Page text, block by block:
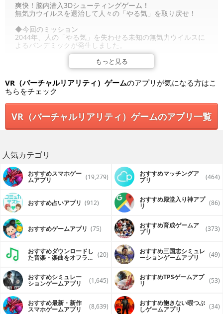
もっと見る
爽快！脳内潜入3Dシューティングゲーム！
無気力ウイルスを退治して人々の「やる気」を取り戻せ！
◆今回のミッション
2044年、人の「やる気」を失わせる未知の無気力ウイルスに
よるパンデミックが発生しました。
国際疾病センターにより、病原体を排除するために脳内に侵
入してウイルスを攻撃する抗体ナノマシンが開発されまし
た。
今回のミッションは、この「Motivator」を操縦して脳内に潜
入し無気力ウイルスを排除することです。
・「Motivator」は左右にスワイプして操縦できます。
ウイルスへの攻撃はオートで行われますので、操縦に集中
してください。
◆無気力ウイルスへの攻撃方法
・無気力ウイルスはあなたの行く手を阻むため感染シェル
（障害物）を出現させてきます。
この感染シェルを破壊するとウイルスにダメージを与える
ことができます。
・感染シェル（障害物）の中にはウイルスの弱点があり、弱
点を攻撃するとダメージを2倍与えられます。
◆「Motivator」の強化方法
・脳内には、ナノマシンの強化の原料となる炭素の結晶「カ
ーボンクリスタル」が出現します。
・脳内の奥に行く程、ウイルスや感染シェル（障害物）は強
くなります。
・「カーボンクリスタル」を集めて「Motivator」を強化して
ください。
VR（バーチャルリアリティ）ゲームのアプリが気になる方はこ
ちらをチェック
VR（バーチャルリアリティ）ゲームのアプリ一覧
人気カテゴリ
おすすめスマホゲー
ムアプリ (19,279) おすすめマッチングア
プリ (464)
おすすめ占いアプリ (912) おすすめ殿堂入り神アプ
リ (86)
おすすめゲームアプリ (75) おすすめ育成ゲームア
プリ (373)
おすすめダウンロードし
た音楽・楽曲をオフライ (20) おすすめ三国志シミュレ
ーションゲームアプリ (49)
おすすめシミュレー
ションゲームアプリ (1,645) おすすめTPSゲームアプ
リ (53)
おすすめ最新・新作
スマホゲームアプリ (8,639) おすすめ飽きない暇つぶ
しゲームアプリ (34)